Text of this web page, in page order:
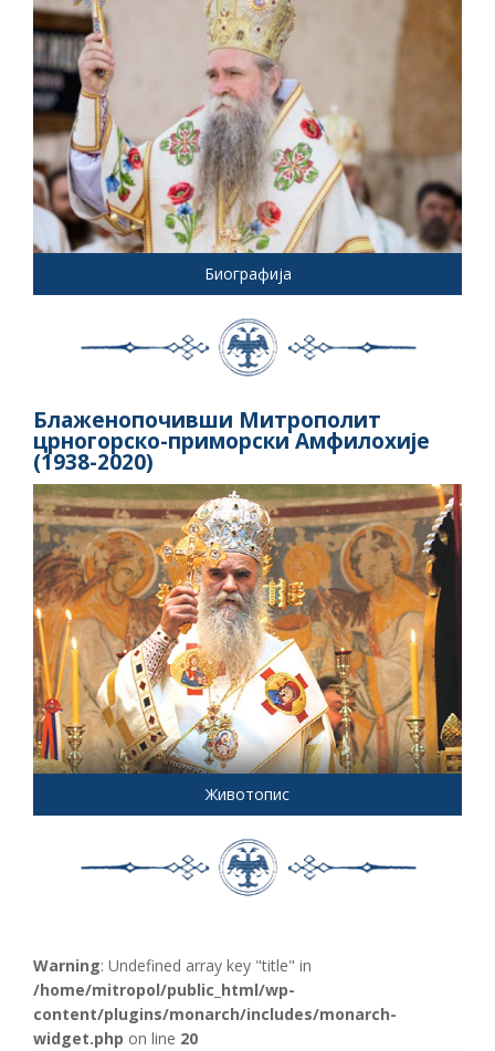
Биографија
Блаженопочивши Митрополит
црногорско-приморски Амфилохије
(1938-2020)
Животопис
Warning: Undefined array key "title" in
/home/mitropol/public_html/wp-
content/plugins/monarch/includes/monarch-
widget.php on line 20